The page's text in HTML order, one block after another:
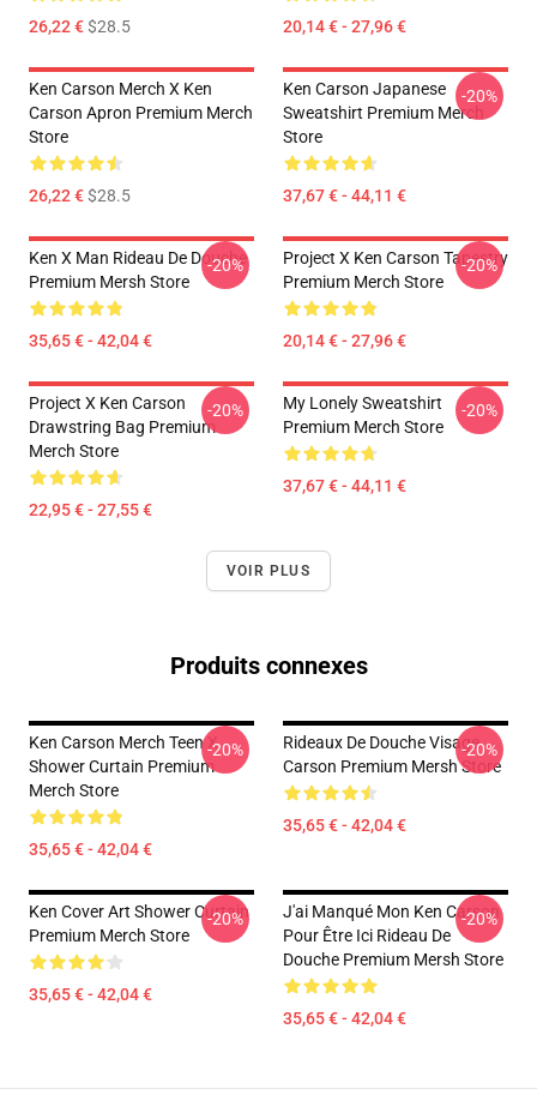
26,22 €$28.5 20,14 € - 27,96 €
Ken Carson Merch X Ken
Carson Apron Premium Merch
Store
26,22 €$28.5
Ken Carson Japanese
Sweatshirt Premium Merch
Store
37,67 € - 44,11 €
-20%
Ken X Man Rideau De Douche
Premium Mersh Store
35,65 € - 42,04 €
-20%
Project X Ken Carson Tapestry
Premium Merch Store
20,14 € - 27,96 €
-20%
Project X Ken Carson
Drawstring Bag Premium
Merch Store
22,95 € - 27,55 €
-20%
My Lonely Sweatshirt
Premium Merch Store
37,67 € - 44,11 €
-20%
VOIR PLUS
Produits connexes
Ken Carson Merch Teen X
Shower Curtain Premium
Merch Store
35,65 € - 42,04 €
-20%
Rideaux De Douche Visage
Carson Premium Mersh Store
35,65 € - 42,04 €
-20%
Ken Cover Art Shower Curtain
Premium Merch Store
35,65 € - 42,04 €
-20%
J'ai Manqué Mon Ken Carson
Pour Être Ici Rideau De
Douche Premium Mersh Store
35,65 € - 42,04 €
-20%